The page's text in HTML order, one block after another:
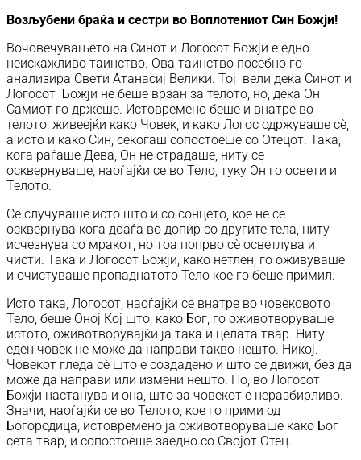
Возљубени браќа и сестри во Воплотениот Син Божји!
Вочовечувањето на Синот и Логосот Божји е едно
неискажливо таинство. Ова таинство посебно го
анализира Свети Атанасиј Велики. Тој вели дека Синот и
Логосот Божји не беше врзан за телото, но, дека Он
Самиот го држеше. Истовремено беше и внатре во
телото, живеејќи како Човек, и како Логос одржуваше сè,
а исто и како Син, секогаш сопостоеше со Отецот. Така,
кога раѓаше Дева, Он не страдаше, ниту се
осквернуваше, наоѓајќи се во Тело, туку Он го освети и
Телото.
Се случуваше исто што и со сонцето, кое не се
осквернува кога доаѓа во допир со другите тела, ниту
исчезнува со мракот, но тоа попрво сè осветлува и
чисти. Така и Логосот Божји, како нетлен, го оживуваше
и очистуваше пропаднатото Тело кое го беше примил.
Исто така, Логосот, наоѓајќи се внатре во човековото
Тело, беше Оној Кој што, како Бог, го оживотворуваше
истото, оживотворувајќи ја така и целата твар. Ниту
еден човек не може да направи такво нешто. Никој.
Човекот гледа сè што е создадено и што се движи, без да
може да направи или измени нешто. Но, во Логосот
Божји настанува и она, што за човекот е неразбирливо.
Значи, наоѓајќи се во Телото, кое го прими од
Богородица, истовремено ја оживотворуваше како Бог
сета твар, и сопостоеше заедно со Својот Отец.